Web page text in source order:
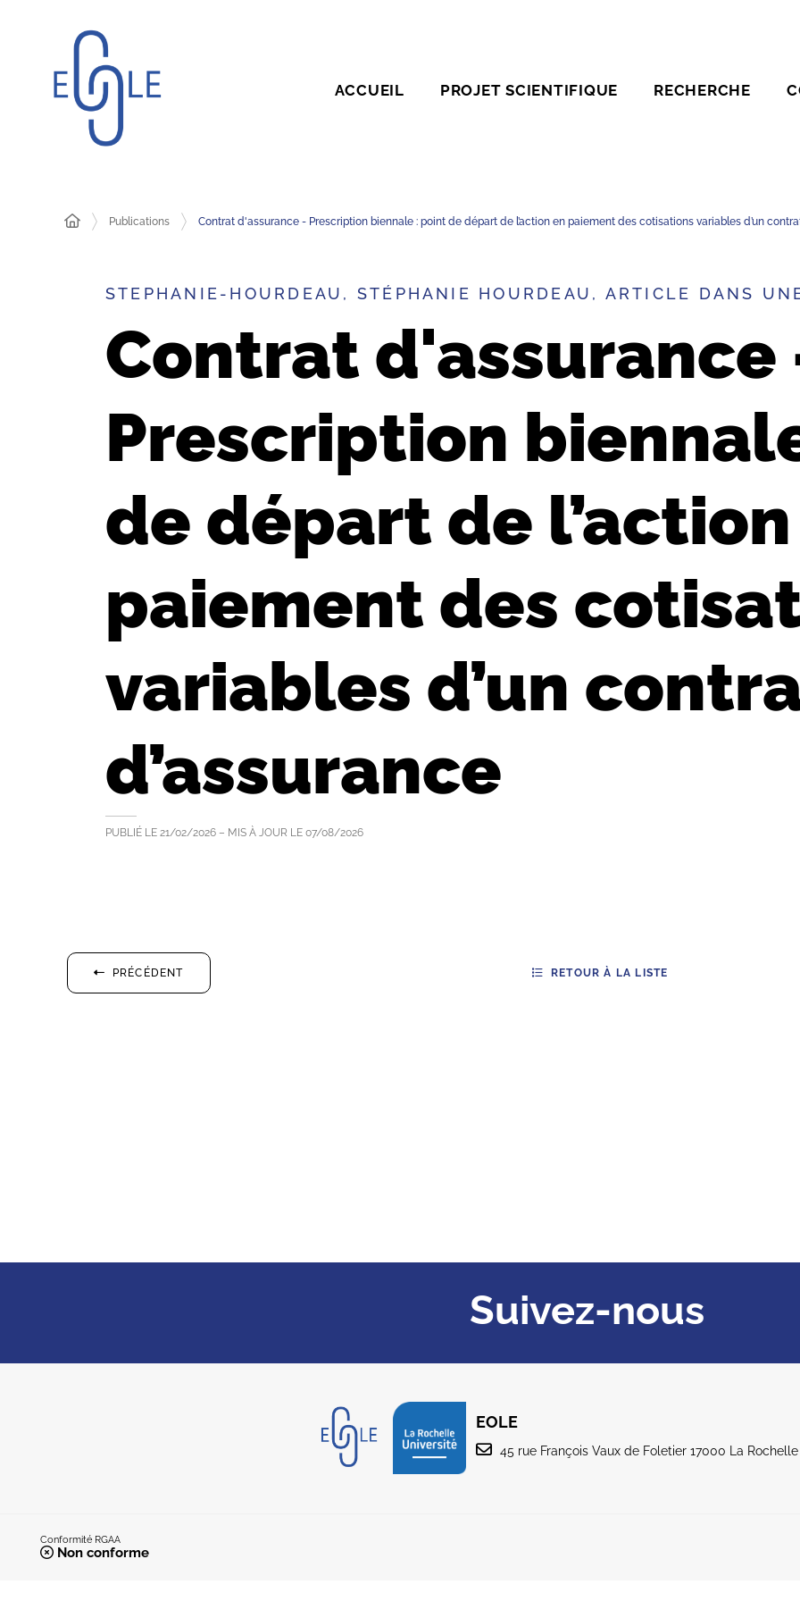
ACCUEIL PROJET SCIENTIFIQUE RECHERCHE
Publications Contrat d'assurance - Prescription biennale : point de départ de l’action en paiement des cotisations variables d’un
STEPHANIE-HOURDEAU, STÉPHANIE HOURDEAU, ARTICLE DANS
Contrat d'assurance
Prescription
de départ de
paiement des
variables d’un
d’assurance
PUBLIÉ LE 21/02/2026 – MIS À JOUR LE 07/08/2026
PRÉCÉDENT RETOUR À LA LISTE
Suivez-nous
EOLE
45 rue François Vaux de Foletier 17000 La Rochelle
Conformité RGAA
Non conforme